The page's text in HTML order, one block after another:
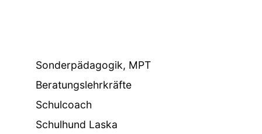
Sonderpädagogik, MPT
Beratungslehrkräfte
Schulcoach
Schulhund Laska